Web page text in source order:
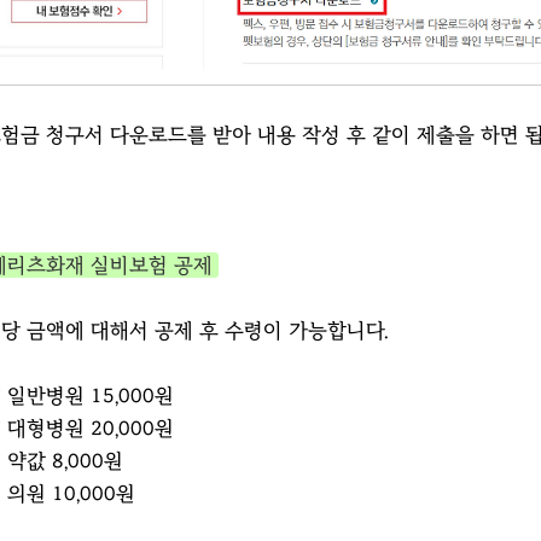
금 청구서 다운로드를 받아 내용 작성 후 같이 제출을 하면
리츠화재 실비보험 공제
금액에 대해서 공제 후 수령이 가능합니다.
반병원 15,000원
형병원 20,000원
값 8,000원
원 10,000원